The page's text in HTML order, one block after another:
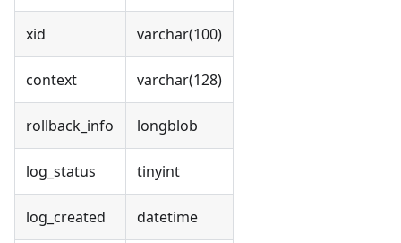
xid varchar(100)
context varchar(128)
rollback_info longblob
log_status tinyint
log_created datetime